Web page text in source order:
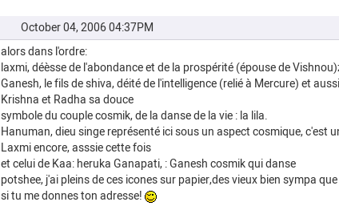
October 04, 2006 04:37PM
alors dans l'ordre:
laxmi, déèsse de l'abondance et de la prospérité (épouse de
Ganesh, le fils de shiva, déité de l'intelligence (relié à Mercure) et
Krishna et Radha sa douce
symbole du couple cosmik, de la danse de la vie : la lila.
Hanuman, dieu singe représenté ici sous un aspect cosmique, c'est
Laxmi encore, asssie cette fois
et celui de Kaa: heruka Ganapati, : Ganesh cosmik qui danse
potshee, j'ai pleins de ces icones sur papier,des vieux bien sympa
si tu me donnes ton adresse!